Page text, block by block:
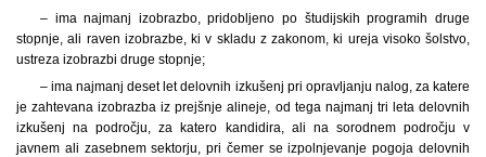
– ima najmanj izobrazbo, pridobljeno po študijskih programih druge
stopnje, ali raven izobrazbe, ki v skladu z zakonom, ki ureja visoko šolstvo,
ustreza izobrazbi druge stopnje;
– ima najmanj deset let delovnih izkušenj pri opravljanju nalog, za katere
je zahtevana izobrazba iz prejšnje alineje, od tega najmanj tri leta delovnih
izkušenj na področju, za katero kandidira, ali na sorodnem področju v
javnem ali zasebnem sektorju, pri čemer se izpolnjevanje pogoja delovnih